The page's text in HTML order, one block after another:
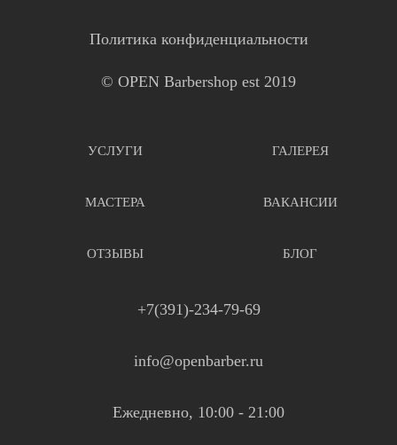
Политика конфиденциальности
© OPEN Barbershop est 2019
УСЛУГИ
МАСТЕРА
ОТЗЫВЫ
ГАЛЕРЕЯ
ВАКАНСИИ
БЛОГ
+7(391)-234-79-69
info@openbarber.ru
Ежедневно, 10:00 - 21:00